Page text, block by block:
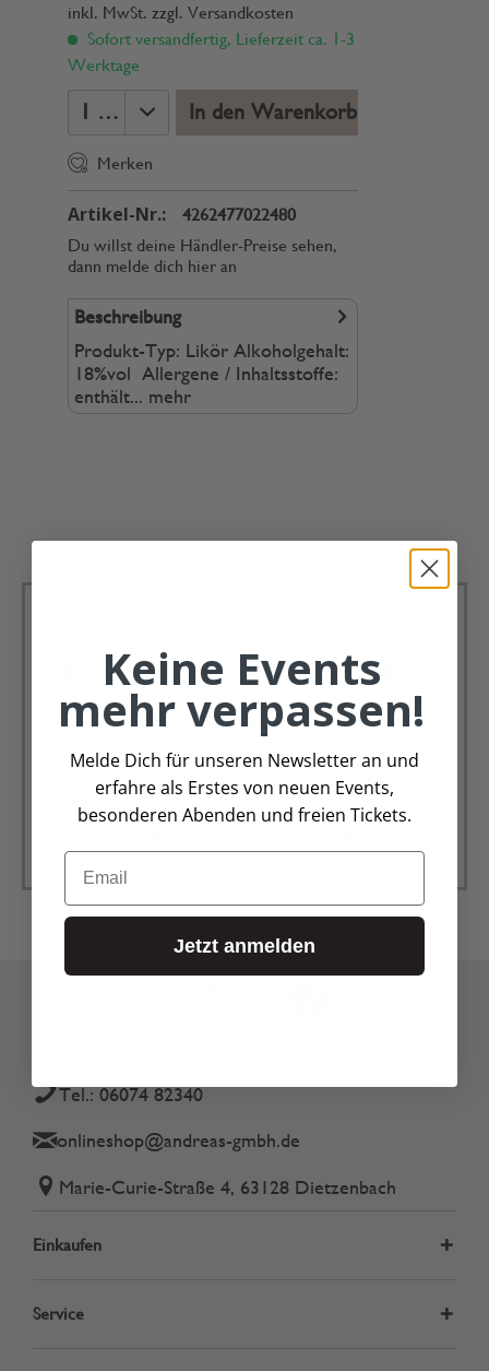
inkl. MwSt. zzgl. Versandkosten
Sofort versandfertig, Lieferzeit ca. 1-3
Werktage
In den Warenkorb
Merken
Artikel-Nr.:
4262477022480
Du willst deine Händler-Preise sehen,
dann melde dich hier an
Beschreibung
Produkt-Typ: Likör Alkoholgehalt:
18%vol Allergene / Inhaltsstoffe:
enthält... mehr
Deko Andreas Newsletter
Immer schön, immer aktuell.
Trag Dich für unseren Newsletter ein &
verpasse keine Angebote mehr
Tel.: 06074 82340
onlineshop@andreas-gmbh.de
Marie-Curie-Straße 4, 63128 Dietzenbach
Einkaufen
Service
Keine Events
mehr verpassen!
Melde Dich für unseren Newsletter an und
erfahre als Erstes von neuen Events,
besonderen Abenden und freien Tickets.
Email
Jetzt anmelden